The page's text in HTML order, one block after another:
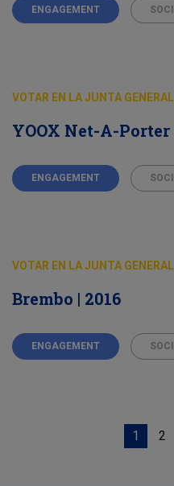
ENGAGEMENT
VOTAR EN LA JUNTA GENERAL
YOOX Net-A-Porter
ENGAGEMENT
VOTAR EN LA JUNTA GENERAL
Brembo | 2016
ENGAGEMENT
Página
1 2